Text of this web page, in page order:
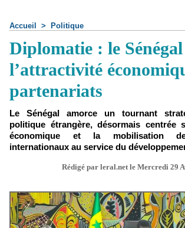
Accueil > Politique
Diplomatie : le
l’attractivité
partenariats
Le Sénégal amorce un tournant
politique étrangère, désormais centrée
économique et la mobilisation de
internationaux au service du
Rédigé par leral.net le Mercredi 29